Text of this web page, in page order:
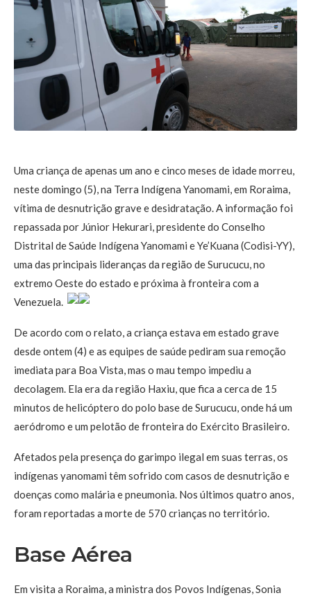
Uma criança de apenas um ano e cinco meses de idade morreu,
neste domingo (5), na Terra Indígena Yanomami, em Roraima,
vítima de desnutrição grave e desidratação. A informação foi
repassada por Júnior Hekurari, presidente do Conselho
Distrital de Saúde Indígena Yanomami e Ye’Kuana (Codisi-YY),
uma das principais lideranças da região de Surucucu, no
extremo Oeste do estado e próxima à fronteira com a
Venezuela.
De acordo com o relato, a criança estava em estado grave
desde ontem (4) e as equipes de saúde pediram sua remoção
imediata para Boa Vista, mas o mau tempo impediu a
decolagem. Ela era da região Haxiu, que fica a cerca de 15
minutos de helicóptero do polo base de Surucucu, onde há um
aeródromo e um pelotão de fronteira do Exército Brasileiro.
Afetados pela presença do garimpo ilegal em suas terras, os
indígenas yanomami têm sofrido com casos de desnutrição e
doenças como malária e pneumonia. Nos últimos quatro anos,
foram reportadas a morte de 570 crianças no território.
Base Aérea
Em visita a Roraima, a ministra dos Povos Indígenas, Sonia